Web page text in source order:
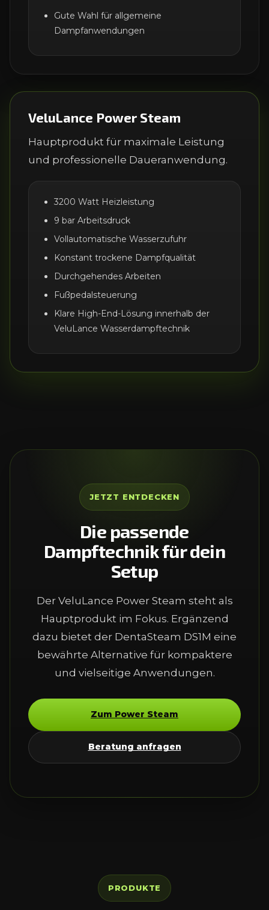
Gute Wahl für allgemeine
Dampfanwendungen
VeluLance Power Steam
Hauptprodukt für maximale Leistung
und professionelle Daueranwendung.
3200 Watt Heizleistung
9 bar Arbeitsdruck
Vollautomatische Wasserzufuhr
Konstant trockene Dampfqualität
Durchgehendes Arbeiten
Fußpedalsteuerung
Klare High-End-Lösung innerhalb der
VeluLance Wasserdampftechnik
JETZT ENTDECKEN
Die passende
Dampftechnik für dein
Setup
Der VeluLance Power Steam steht als
Hauptprodukt im Fokus. Ergänzend
dazu bietet der DentaSteam DS1M eine
bewährte Alternative für kompaktere
und vielseitige Anwendungen.
Zum Power Steam
Beratung anfragen
PRODUKTE